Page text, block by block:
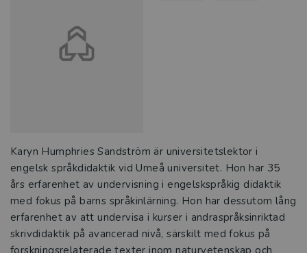
Karyn Humphries Sandström är universitetslektor i
engelsk språkdidaktik vid Umeå universitet. Hon har 35
års erfarenhet av undervisning i engelskspråkig didaktik
med fokus på barns språkinlärning. Hon har dessutom lång
erfarenhet av att undervisa i kurser i andraspråksinriktad
skrivdidaktik på avancerad nivå, särskilt med fokus på